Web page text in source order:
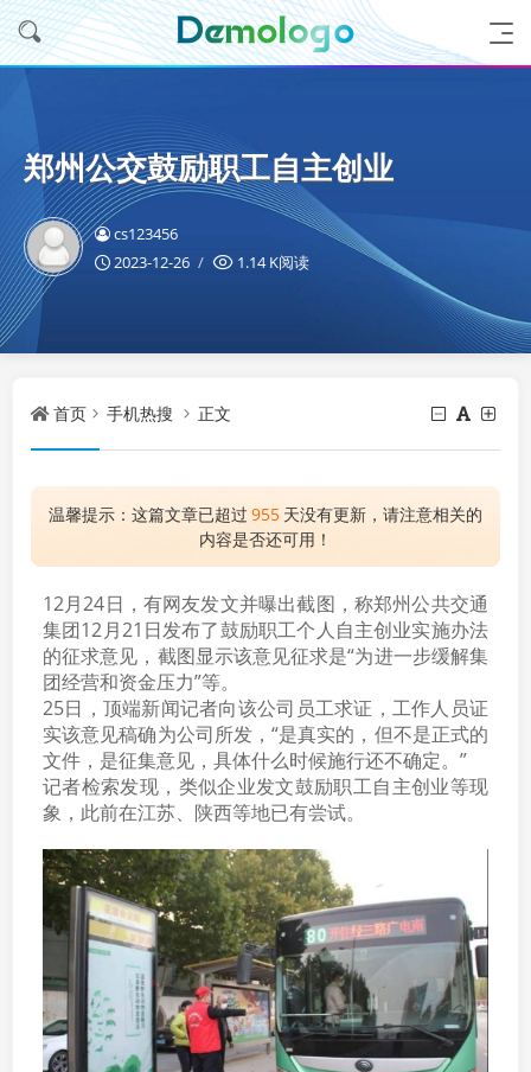
郑州公交鼓励职工自主创业
cs123456
2023-12-26
1.14 K阅读
首页 手机热搜 正文
温馨提示：这篇文章已超过 955 天没有更新，请注意相关的
内容是否还可用！
12月24日，有网友发文并曝出截图，称郑州公共交通
集团12月21日发布了鼓励职工个人自主创业实施办法
的征求意见，截图显示该意见征求是“为进一步缓解集
团经营和资金压力”等。
25日，顶端新闻记者向该公司员工求证，工作人员证
实该意见稿确为公司所发，“是真实的，但不是正式的
文件，是征集意见，具体什么时候施行还不确定。”
记者检索发现，类似企业发文鼓励职工自主创业等现
象，此前在江苏、陕西等地已有尝试。